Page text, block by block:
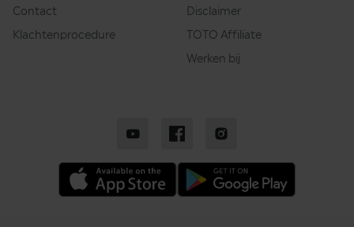
Contact
Klachtenprocedure
Disclaimer
TOTO Affiliate
Werken bij